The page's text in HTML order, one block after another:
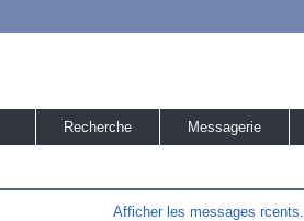
Recherche Messagerie
Afficher les messages rcents.